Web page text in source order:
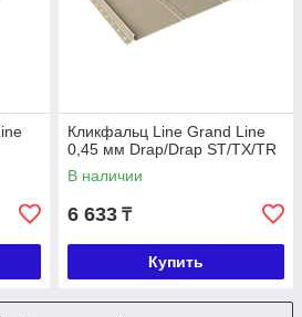
Кликфальц Line Grand Line
0,45 мм Drap/Drap ST/TX/TR
В наличии
6 633 ₸
Купить